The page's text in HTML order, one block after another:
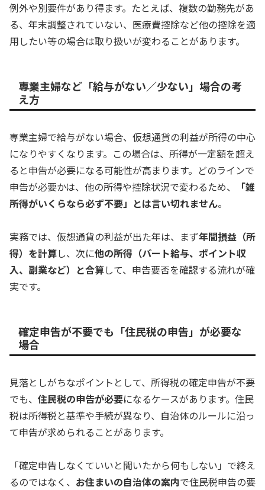
例外や別要件があり得ます。たとえば、複数の勤務先があ
る、年末調整されていない、医療費控除など他の控除を適
用したい等の場合は取り扱いが変わることがあります。
専業主婦など「給与がない／少ない」場合の考
え方
専業主婦で給与がない場合、仮想通貨の利益が所得の中心
になりやすくなります。この場合は、所得が一定額を超え
ると申告が必要になる可能性が高まります。どのラインで
申告が必要かは、他の所得や控除状況で変わるため、
「雑
所得がいくらなら必ず不要」とは言い切れません。
実務では、仮想通貨の利益が出た年は、まず年間損益（所
得）を計算し、次に他の所得（パート給与、ポイント収
入、副業など）と合算して、申告要否を確認する流れが確
実です。
確定申告が不要でも「住民税の申告」が必要な
場合
見落としがちなポイントとして、所得税の確定申告が不要
でも、 住民税の申告が必要になるケースがあります。住民
税は所得税と基準や手続が異なり、自治体のルールに沿っ
て申告が求められることがあります。
「確定申告しなくていいと聞いたから何もしない」で終え
るのではなく、 お住まいの自治体の案内で住民税申告の要